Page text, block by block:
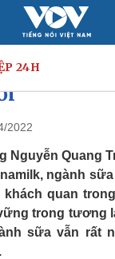
24H
Xã hội
Tin 24h
Dự báo
Giáo dục
Dấu ấn
Việc làm
triển bền
2022
Nguyễn Quang
ngành
quan
trong tương
sữa vẫn rất